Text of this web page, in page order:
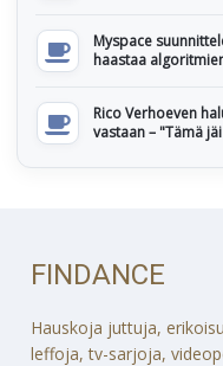
Myspace
haastaa
Rico Verhoeven
vastaan – "Tämä
FINDANCE
Hauskoja juttuja,
leffoja, tv-sarjoja,